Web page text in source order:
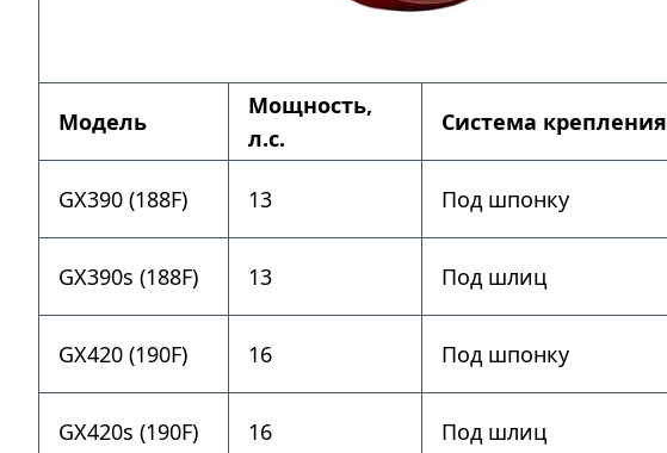
Модель
Мощность,
л.с.
Система крепления
GX390 (188F) 13 Под шпонку
GX390s (188F) 13 Под шлиц
GX420 (190F) 16 Под шпонку
GX420s (190F) 16 Под шлиц